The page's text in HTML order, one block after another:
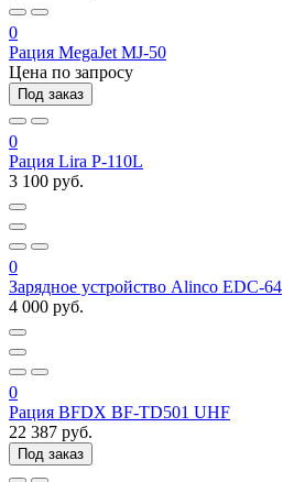
0
Рация MegaJet MJ-50
Цена по запросу
Под заказ
0
Рация Lira P-110L
3 100 руб.
0
Зарядное устройство Alinco EDC-64
4 000 руб.
0
Рация BFDX BF-TD501 UHF
22 387 руб.
Под заказ